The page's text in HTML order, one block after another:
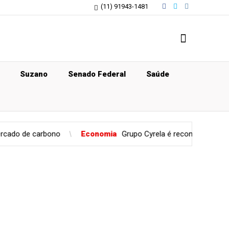
(11) 91943-1481
Suzano Senado Federal Saúde
Economia Grupo Cyrela é reconhecido como Empresa